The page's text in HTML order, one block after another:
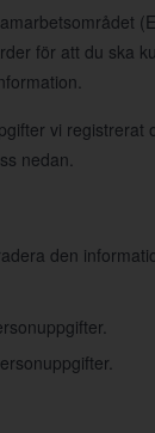
för att du ska
vi
nedan.
den